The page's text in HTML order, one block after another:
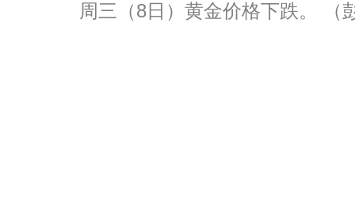
周三（8日）黄金价格下跌。 （